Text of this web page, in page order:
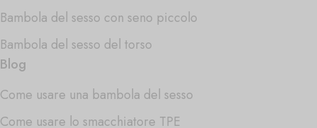
Bambola del sesso con seno piccolo
Bambola del sesso del torso
Blog
Come usare una bambola del sesso
Come usare lo smacchiatore TPE